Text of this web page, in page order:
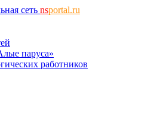
сеть nsportal.ru
паруса»
работников